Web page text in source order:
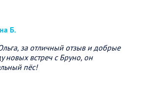
Б.
за отличный отзыв и добрые
новых встреч с Бруно, он
пёс!